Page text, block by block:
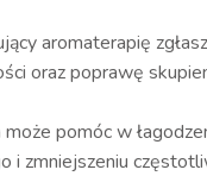
aromaterapię
oraz poprawę
pomóc w
i zmniejszeniu